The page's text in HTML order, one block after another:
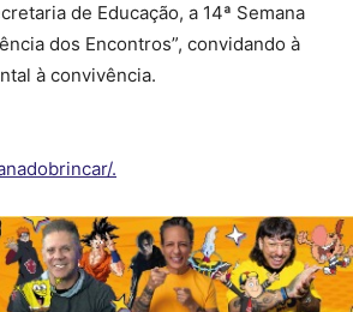
de Educação, a 14ª Semana
dos Encontros”, convidando à
à convivência.
.